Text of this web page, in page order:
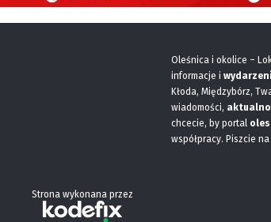
Oleśnica i okolice –
informacje i
Kłoda, Międzybórz,
wiadomości,
chcecie, by portal
współpracy. Piszcie
Strona wykonana przez